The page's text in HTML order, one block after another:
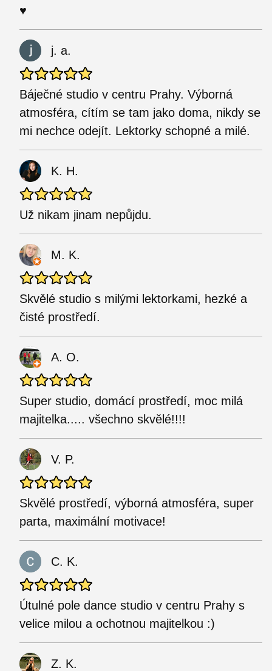
♥
j. a.
Báječné studio v centru Prahy. Výborná
atmosféra, cítím se tam jako doma, nikdy se
mi nechce odejít. Lektorky schopné a milé.
K. H.
Už nikam jinam nepůjdu.
M. K.
Skvělé studio s milými lektorkami, hezké a
čisté prostředí.
A. O.
Super studio, domácí prostředí, moc milá
majitelka..... všechno skvělé!!!!
V. P.
Skvělé prostředí, výborná atmosféra, super
parta, maximální motivace!
C. K.
Útulné pole dance studio v centru Prahy s
velice milou a ochotnou majitelkou :)
Z. K.